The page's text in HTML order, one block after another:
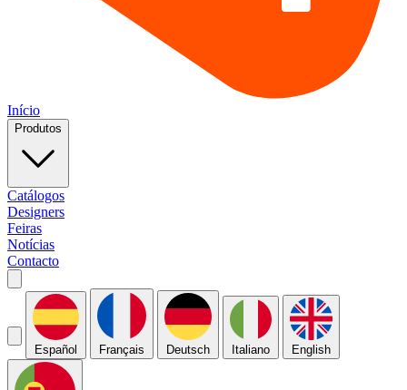
Início
Produtos
Catálogos
Designers
Feiras
Notícias
Contacto
Español Français Deutsch Italiano English